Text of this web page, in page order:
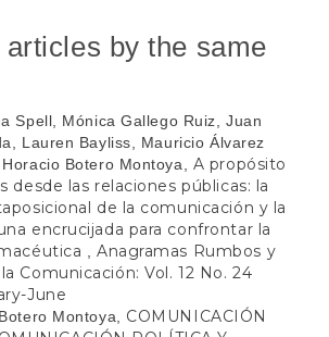
by the same
Spell, Mónica Gallego Ruiz, Juan
Lauren Bayliss, Mauricio Álvarez
Botero Montoya, A propósito
desde las relaciones públicas: la
de la comunicación y la
encrucijada para confrontar la
,Anagramas Rumbos y
Comunicación: Vol. 12 No. 24
June
Montoya, COMUNICACIÓN